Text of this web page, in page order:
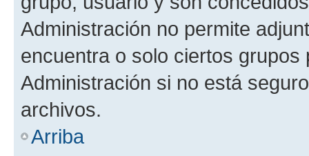
Administración no permite
encuentra o solo ciertos
Administración si no está
archivos.
Arriba